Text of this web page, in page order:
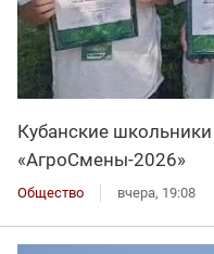
Кубанские
«АгроСмены-2026»
Общество вчера, 19:08